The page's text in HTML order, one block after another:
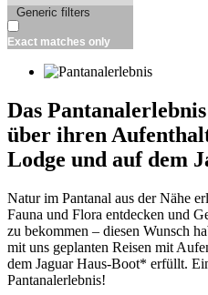
Generic filters
Exact matches only
Das
über ihren
Lodge und auf dem
Natur im Pantanal aus der Nähe
Fauna und Flora entdecken und
zu bekommen – diesen Wunsch
mit uns geplanten Reisen mit
dem Jaguar Haus-Boot* erfüllt.
Pantanalerlebnis!